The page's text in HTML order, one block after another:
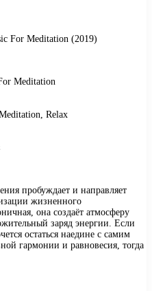
Meditation
Relax
пробуждает и направляет
жизненного
она создаёт атмосферу
заряд энергии. Если
остаться наедине с самим
гармонии и равновесия, тогда